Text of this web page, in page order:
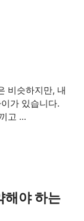
비슷하지만, 내
가 있습니다.
고 ...
해야 하는